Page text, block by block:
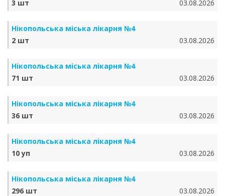
3 шт
03.08.2026
Нікопольська міська лікарня №4
2 шт
03.08.2026
Нікопольська міська лікарня №4
71 шт
03.08.2026
Нікопольська міська лікарня №4
36 шт
03.08.2026
Нікопольська міська лікарня №4
10 уп
03.08.2026
Нікопольська міська лікарня №4
296 шт
03.08.2026